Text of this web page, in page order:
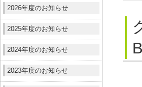
2026年度のお知らせ
2025年度のお知らせ
2024年度のお知らせ
2023年度のお知らせ